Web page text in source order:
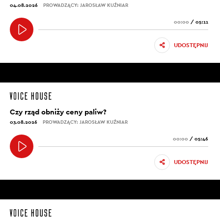
04.08.2026 PROWADZĄCY: JAROSŁAW KUŹNIAR
00:00 / 05:11
UDOSTĘPNIJ
Czy rząd obniży ceny paliw?
03.08.2026 PROWADZĄCY: JAROSŁAW KUŹNIAR
00:00 / 05:46
UDOSTĘPNIJ